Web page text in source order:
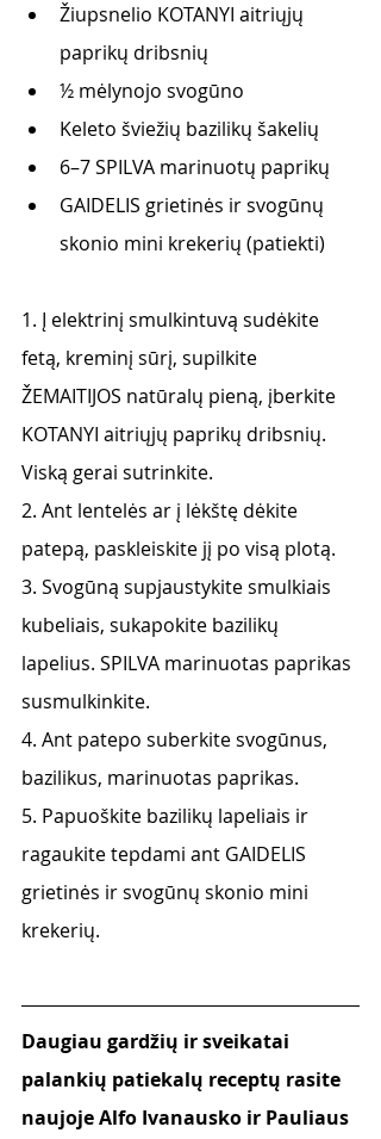
Žiupsnelio KOTANYI aitriųjų
paprikų dribsnių
½ mėlynojo svogūno
Keleto šviežių bazilikų šakelių
6–7 SPILVA marinuotų paprikų
GAIDELIS grietinės ir svogūnų
skonio mini krekerių (patiekti)
1. Į elektrinį smulkintuvą sudėkite
fetą, kreminį sūrį, supilkite
ŽEMAITIJOS natūralų pieną, įberkite
KOTANYI aitriųjų paprikų dribsnių.
Viską gerai sutrinkite.
2. Ant lentelės ar į lėkštę dėkite
patepą, paskleiskite jį po visą plotą.
3. Svogūną supjaustykite smulkiais
kubeliais, sukapokite bazilikų
lapelius. SPILVA marinuotas paprikas
susmulkinkite.
4. Ant patepo suberkite svogūnus,
bazilikus, marinuotas paprikas.
5. Papuoškite bazilikų lapeliais ir
ragaukite tepdami ant GAIDELIS
grietinės ir svogūnų skonio mini
krekerių.
Daugiau gardžių ir sveikatai
palankių patiekalų receptų rasite
naujoje Alfo Ivanausko ir Pauliaus